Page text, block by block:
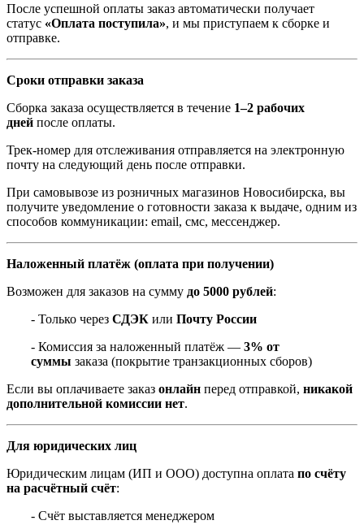
После успешной оплаты заказ автоматически получает
статус «Оплата поступила», и мы приступаем к сборке и
отправке.
Сроки отправки заказа
Сборка заказа осуществляется в течение 1–2 рабочих
дней после оплаты.
Трек-номер для отслеживания отправляется на электронную
почту на следующий день после отправки.
При самовывозе из розничных магазинов Новосибирска, вы
получите уведомление о готовности заказа к выдаче, одним из
способов коммуникации: email, смс, мессенджер.
Наложенный платёж (оплата при получении)
Возможен для заказов на сумму до 5000 рублей:
- Только через СДЭК или Почту России
- Комиссия за наложенный платёж — 3% от
суммы заказа (покрытие транзакционных сборов)
Если вы оплачиваете заказ онлайн перед отправкой, никакой
дополнительной комиссии нет.
Для юридических лиц
Юридическим лицам (ИП и ООО) доступна оплата по счёту
на расчётный счёт:
- Счёт выставляется менеджером